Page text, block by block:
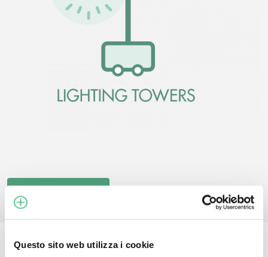
Questo sito web utilizza i cookie